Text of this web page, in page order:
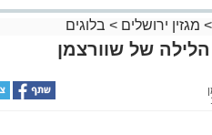
> מגזין ירושלים > בלוגים
הלילה של שוורצמן